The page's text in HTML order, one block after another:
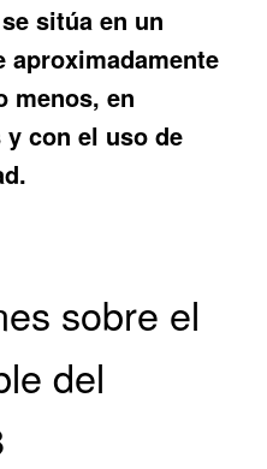
sitúa en un
aproximadamente
menos, en
con el uso de
sobre el
del